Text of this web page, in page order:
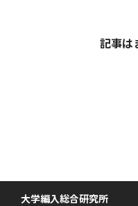
記事は
大学編入総合研究所